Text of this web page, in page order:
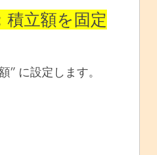
立額を固定
” に設定します。